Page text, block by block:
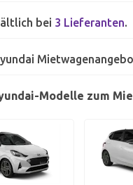
bei 3 Lieferanten.
Modelle zum